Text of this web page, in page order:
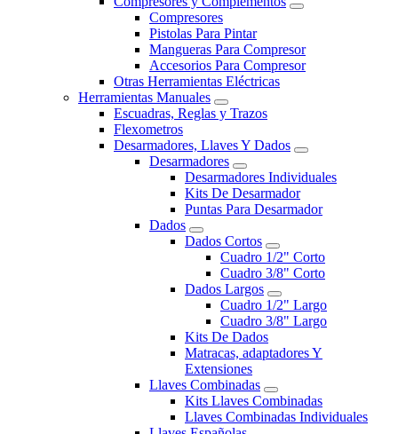
Compresores
Pistolas Para Pintar
Mangueras Para Compresor
Accesorios Para Compresor
Otras Herramientas Eléctricas
Herramientas Manuales
Escuadras, Reglas y Trazos
Flexometros
Desarmadores, Llaves Y Dados
Desarmadores
Desarmadores Individuales
Kits De Desarmador
Puntas Para Desarmador
Dados
Dados Cortos
Cuadro 1/2" Corto
Cuadro 3/8" Corto
Dados Largos
Cuadro 1/2" Largo
Cuadro 3/8" Largo
Kits De Dados
Matracas, adaptadores Y
Extensiones
Llaves Combinadas
Kits Llaves Combinadas
Llaves Combinadas Individuales